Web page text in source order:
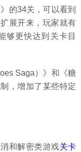
的34关，可以看到
展开来，玩家就有
够更快达到关卡目
Saga）》和《糖
，增加了某些特定
和解密类游戏关卡